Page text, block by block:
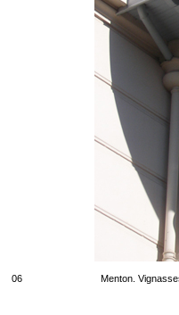
06 Menton.